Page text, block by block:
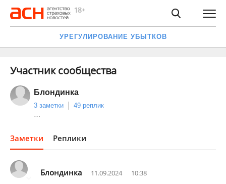
УРЕГУЛИРОВАНИЕ УБЫТКОВ
Участник сообщества
Блондинка
3 заметки
49 реплик
…
Заметки Реплики
Блондинка 11.09.2024 10:38